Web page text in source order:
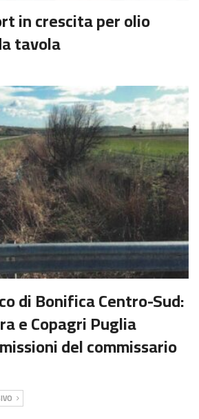
in crescita per olio
tavola
di Bonifica Centro-Sud:
e Copagri Puglia
del commissario